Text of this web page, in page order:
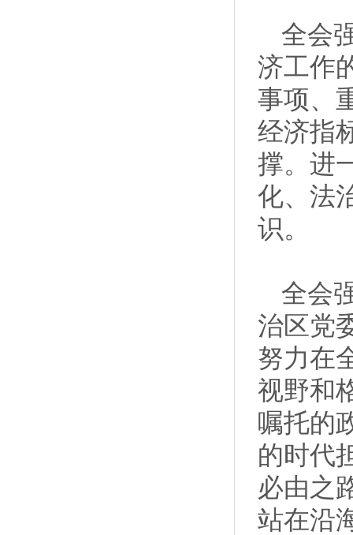
全会
济工作
事项、
经济指
撑。进
化、法
识。
全会
治区党
努力在
视野和
嘱托的
的时代
必由之
站在沿